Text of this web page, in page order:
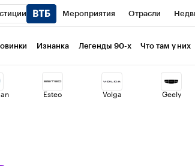
Мероприятия Отрасли
среда Дискуссионный клуб
СПб Спецпроекты Проверка
Изнанка Легенды 90-х Что там у них
Esteo Volga Geely